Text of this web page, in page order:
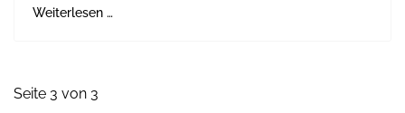
Weiterlesen …
Seite 3 von 3